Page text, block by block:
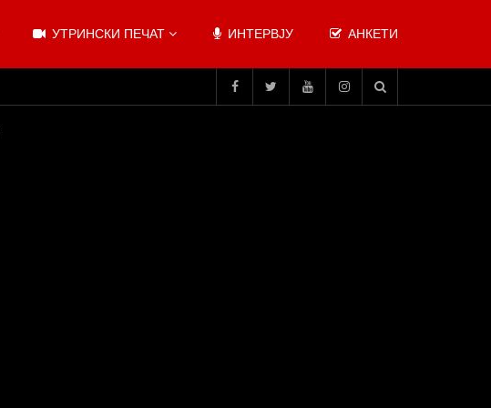
УТРИНСКИ ПЕЧАТ ИНТЕРВЈУ АНКЕТИ